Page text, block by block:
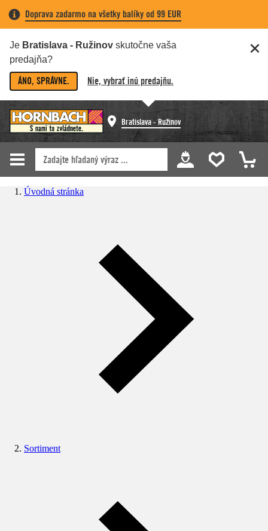
Doprava zadarmo na všetky balíky od 99 EUR
Je Bratislava - Ružinov skutočne vaša
predajňa?
ÁNO, SPRÁVNE. Nie, vybrať inú predajňu.
Bratislava - Ružinov
Úvodná stránka
Sortiment